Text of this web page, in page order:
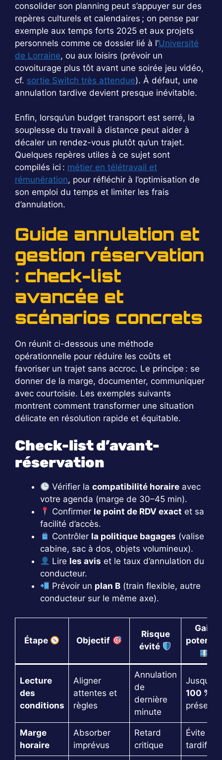
consolider son planning peut s’appuyer sur des
repères culturels et calendaires ; on pense par
exemple aux temps forts 2025 et aux projets
personnels comme ce dossier lié à l’Université
de Lorraine, ou aux loisirs (prévoir un
covoiturage plus tôt avant une soirée jeu vidéo,
cf. sortie Switch très attendue). À défaut, une
annulation tardive devient presque inévitable.
Enfin, lorsqu’un budget transport est serré, la
souplesse du travail à distance peut aider à
décaler un rendez-vous plutôt qu’un trajet.
Quelques repères utiles à ce sujet sont
compilés ici : métier en télétravail et
rémunération, pour réfléchir à l’optimisation de
son emploi du temps et limiter les frais
d’annulation.
Guide annulation et
gestion réservation
: check-list
avancée et
scénarios concrets
On réunit ci-dessous une méthode
opérationnelle pour réduire les coûts et
favoriser un trajet sans accroc. Le principe : se
donner de la marge, documenter, communiquer
avec courtoisie. Les exemples suivants
montrent comment transformer une situation
délicate en résolution rapide et équitable.
Check-list d’avant-
réservation
Vérifier lacompatibilité horaire avec
votre agenda (marge de 30–45 min).
Confirmer le point de RDV exact et sa
facilité d’accès.
Contrôler la politique bagages (valise
cabine, sac à dos, objets volumineux).
Lire les avis et le taux d’annulation du
conducteur.
Prévoir un plan B (train flexible, autre
conducteur sur le même axe).
Étape Objectif
Risque
évité
Gain
Lecture
des
conditions
Aligner
attentes et
règles
Annulation
de
dernière
minute
Jusqu’à
100 %
préservé
Marge
horaire
Absorber
imprévus
Retard
critique
Évite 0 %
tardif